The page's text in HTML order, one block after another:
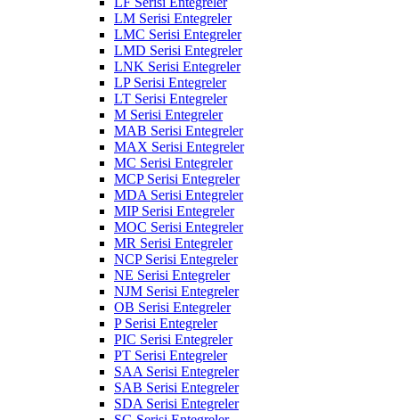
LM Serisi Entegreler
LMC Serisi Entegreler
LMD Serisi Entegreler
LNK Serisi Entegreler
LP Serisi Entegreler
LT Serisi Entegreler
M Serisi Entegreler
MAB Serisi Entegreler
MAX Serisi Entegreler
MC Serisi Entegreler
MCP Serisi Entegreler
MDA Serisi Entegreler
MIP Serisi Entegreler
MOC Serisi Entegreler
MR Serisi Entegreler
NCP Serisi Entegreler
NE Serisi Entegreler
NJM Serisi Entegreler
OB Serisi Entegreler
P Serisi Entegreler
PIC Serisi Entegreler
PT Serisi Entegreler
SAA Serisi Entegreler
SAB Serisi Entegreler
SDA Serisi Entegreler